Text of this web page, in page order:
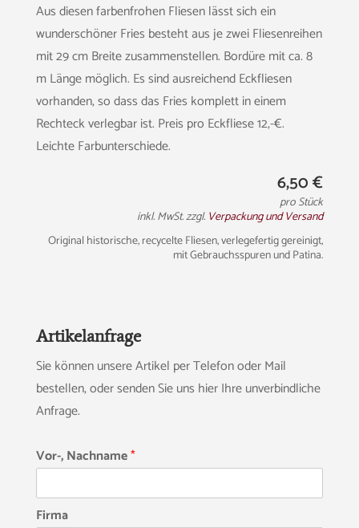
Aus diesen farbenfrohen Fliesen lässt sich ein
wunderschöner Fries besteht aus je zwei Fliesenreihen
mit 29 cm Breite zusammenstellen. Bordüre mit ca. 8
m Länge möglich. Es sind ausreichend Eckfliesen
vorhanden, so dass das Fries komplett in einem
Rechteck verlegbar ist. Preis pro Eckfliese 12,-€.
Leichte Farbunterschiede.
6,50€
pro Stück
inkl. MwSt. zzgl. Verpackung und Versand
Original historische, recycelte Fliesen, verlegefertig gereinigt,
mit Gebrauchsspuren und Patina.
Artikelanfrage
Sie können unsere Artikel per Telefon oder Mail
bestellen, oder senden Sie uns hier Ihre unverbindliche
Anfrage.
Vor-, Nachname*
Firma